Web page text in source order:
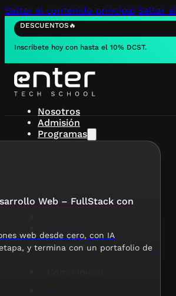
Saltar al contenido principal Saltar
DESCUENTOS🔥
Inscríbete hoy con hasta el 10% DCST.
Nosotros
Admisión
Programas
Web – FullStack con
web desde cero, con IA
y termina con un portafolio de
Programas